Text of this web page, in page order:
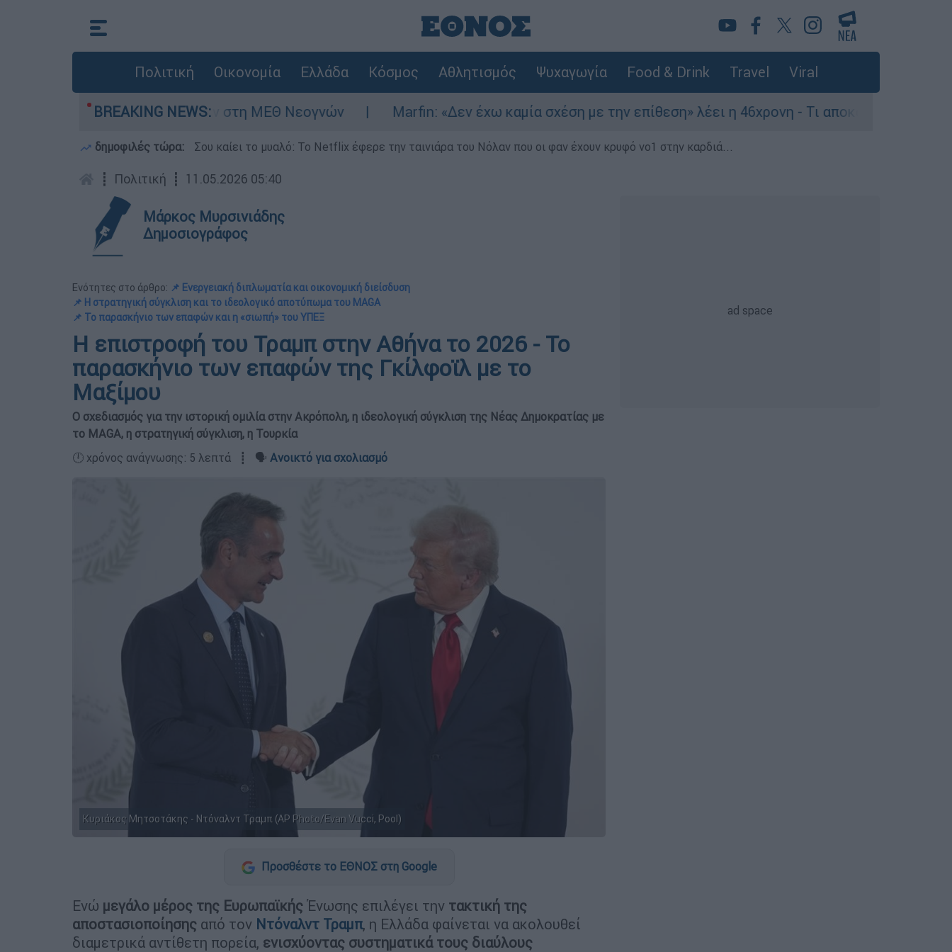
Πολιτική Οικονομία Ελλάδα Κόσμος Αθλητισμός Ψυχαγωγία Food & Drink Travel Viral
BREAKING NEWS:
- Νοσηλευόταν στη ΜΕΘ Νεογνών Marfin: «Δεν έχω καμία σχέση με την επίθεση» λέει η 46χρονη - Τι αποκάλυψε στους
δημοφιλές τώρα: Σου καίει το μυαλό: Το Netflix έφερε την ταινιάρα του Νόλαν που οι φαν έχουν κρυφό νο1 στην καρδιά...
┋ Πολιτική ┋ 11.05.2026 05:40
Μάρκος Μυρσινιάδης
Δημοσιογράφος
Ενότητες στο άρθρο: 📌 Ενεργειακή διπλωματία και οικονομική διείσδυση
📌 Η στρατηγική σύγκλιση και το ιδεολογικό αποτύπωμα του MAGA
📌 Το παρασκήνιο των επαφών και η «σιωπή» του ΥΠΕΞ
Η επιστροφή του Τραμπ στην Αθήνα το 2026 - Το
παρασκήνιο των επαφών της Γκίλφοϊλ με το
Μαξίμου
Ο σχεδιασμός για την ιστορική ομιλία στην Ακρόπολη, η ιδεολογική σύγκλιση της Νέας Δημοκρατίας με
το MAGA, η στρατηγική σύγκλιση, η Τουρκία
🕛 χρόνος ανάγνωσης: 5 λεπτά ┋ 🗣️ Ανοικτό για σχολιασμό
Κυριάκος Μητσοτάκης - Ντόναλντ Τραμπ (AP Photo/Evan Vucci, Pool)
Προσθέστε το ΕΘΝΟΣ στη Google
Ενώ μεγάλο μέρος της Ευρωπαϊκής Ένωσης επιλέγει την τακτική της
αποστασιοποίησης από τον Ντόναλντ Τραμπ, η Ελλάδα φαίνεται να ακολουθεί
διαμετρικά αντίθετη πορεία, ενισχύοντας συστηματικά τους διαύλους